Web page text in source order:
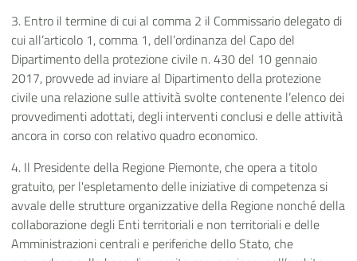
3. Entro il termine di cui al comma 2 il Commissario delegato di
cui all’articolo 1, comma 1, dell’ordinanza del Capo del
Dipartimento della protezione civile n. 430 del 10 gennaio
2017, provvede ad inviare al Dipartimento della protezione
civile una relazione sulle attività svolte contenente l’elenco dei
provvedimenti adottati, degli interventi conclusi e delle attività
ancora in corso con relativo quadro economico.
4. Il Presidente della Regione Piemonte, che opera a titolo
gratuito, per l'espletamento delle iniziative di competenza si
avvale delle strutture organizzative della Regione nonché della
collaborazione degli Enti territoriali e non territoriali e delle
Amministrazioni centrali e periferiche dello Stato, che